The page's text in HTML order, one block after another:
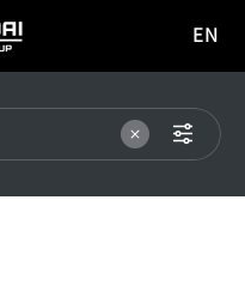
이동
EN